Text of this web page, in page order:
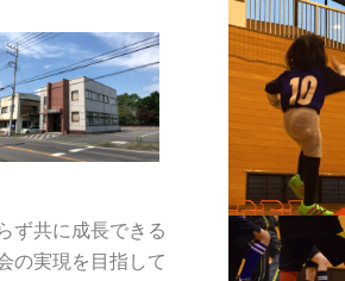
ず共に成長できる
の実現を目指して